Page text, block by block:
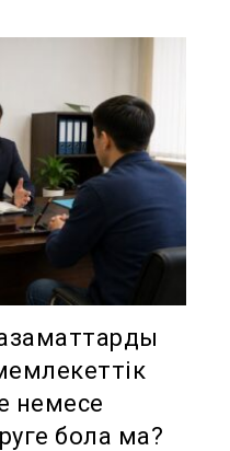
немесе
бола ма?